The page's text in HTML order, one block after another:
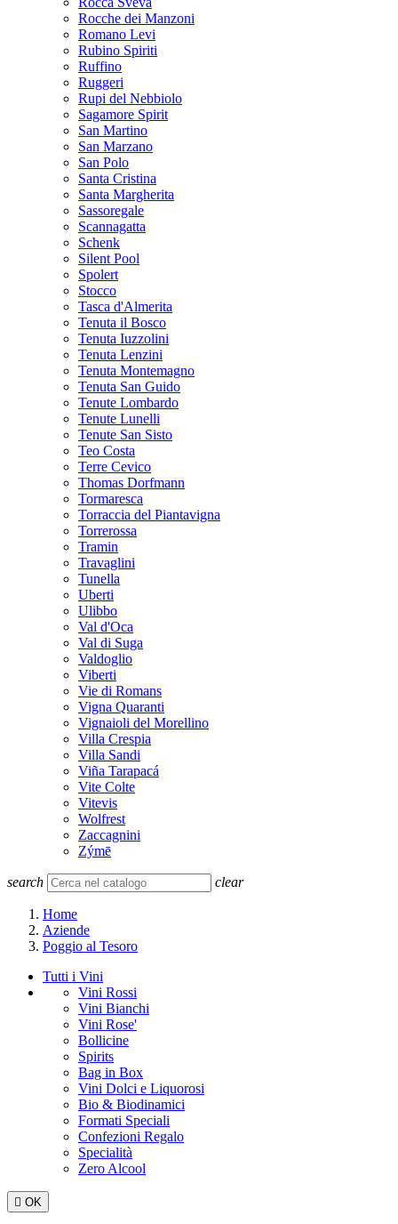
Rocche dei Manzoni
Romano Levi
Rubino Spiriti
Ruffino
Ruggeri
Rupi del Nebbiolo
Sagamore Spirit
San Martino
San Marzano
San Polo
Santa Cristina
Santa Margherita
Sassoregale
Scannagatta
Schenk
Silent Pool
Spolert
Stocco
Tasca d'Almerita
Tenuta il Bosco
Tenuta Iuzzolini
Tenuta Lenzini
Tenuta Montemagno
Tenuta San Guido
Tenute Lombardo
Tenute Lunelli
Tenute San Sisto
Teo Costa
Terre Cevico
Thomas Dorfmann
Tormaresca
Torraccia del Piantavigna
Torrerossa
Tramin
Travaglini
Tunella
Uberti
Ulibbo
Val d'Oca
Val di Suga
Valdoglio
Viberti
Vie di Romans
Vigna Quaranti
Vignaioli del Morellino
Villa Crespia
Villa Sandi
Viña Tarapacá
Vite Colte
Vitevis
Wolfrest
Zaccagnini
Zýmē
search clear
Home
Aziende
Poggio al Tesoro
Tutti i Vini
Vini Rossi
Vini Bianchi
Vini Rose'
Bollicine
Spirits
Bag in Box
Vini Dolci e Liquorosi
Bio & Biodinamici
Formati Speciali
Confezioni Regalo
Specialità
Zero Alcool
 OK